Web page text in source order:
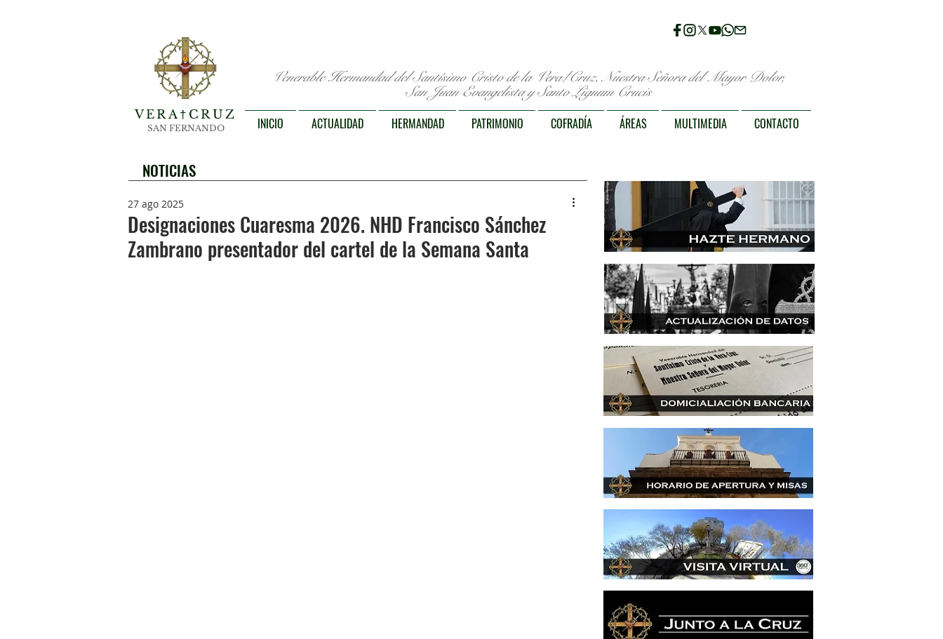
VERA† CRUZ
SAN FERNANDO
Venerable Hermandad del Santísimo Cristo de la Vera†Cruz, Nuestra Señora del Mayor Dolor,
San Juan Evangelista y Santo Lignum Crucis
INICIO ACTUALIDAD HERMANDAD PATRIMONIO COFRADÍA ÁREAS MULTIMEDIA CONTACTO
NOTICIAS
Designaciones Cuaresma 2026. NHD Francisco Sánchez
Zambrano presentador del cartel de la Semana Santa
27 ago 2025